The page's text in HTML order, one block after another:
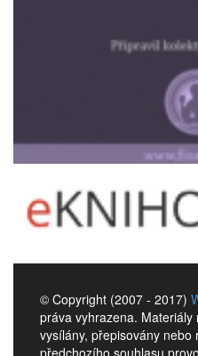
© Copyright (2007 - 2017)
práva vyhrazena.
vysílány, přepisovány nebo
předchozího souhlasu